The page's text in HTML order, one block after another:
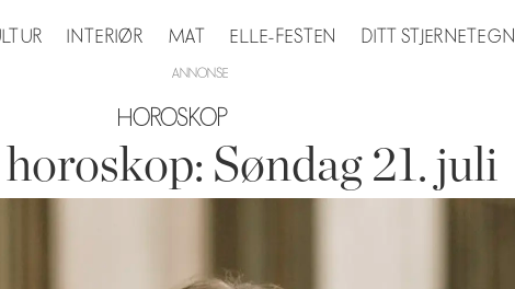
INTERIØR MAT ELLE-FESTEN DITT STJERNETEGN
HOROSKOP
Søndag 21. juli